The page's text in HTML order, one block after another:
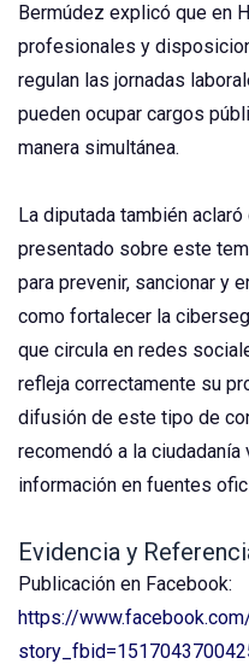
Bermúdez explicó que en
profesionales y
regulan las jornadas
pueden ocupar cargos
manera simultánea.
La diputada también
presentado sobre este
para prevenir, sancionar y
como fortalecer la
que circula en redes
refleja correctamente su
difusión de este tipo de
recomendó a la
información en fuentes
Evidencia y
Publicación en Facebook:
https://